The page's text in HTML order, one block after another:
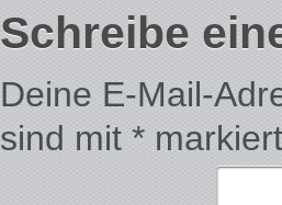
Schreibe
Deine E-Mail-
sind mit * markiert